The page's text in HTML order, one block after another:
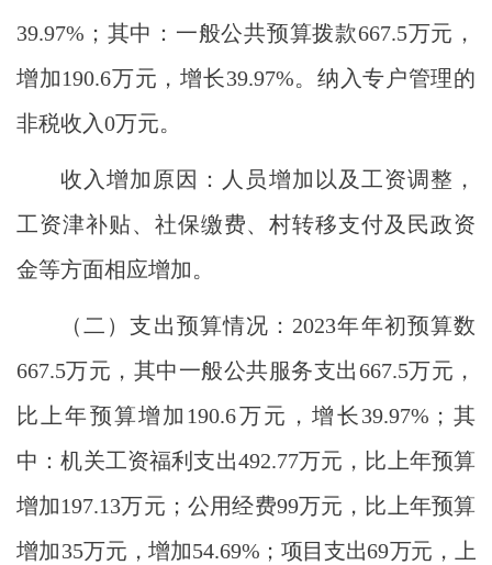
39.97%；其中：一般公共预算拨款667.5万元，
增加190.6万元，增长39.97%。纳入专户管理的
非税收入0万元。
收入增加原因：人员增加以及工资调整，
工资津补贴、社保缴费、村转移支付及民政资
金等方面相应增加。
（二）支出预算情况： 2023年年初预算数
667.5万元，其中一般公共服务支出667.5万元，
比上年预算增加190.6万元，增长39.97%；其
中：机关工资福利支出492.77万元，比上年预算
增加197.13万元；公用经费99万元，比上年预算
增加35万元，增加54.69%；项目支出69万元，上